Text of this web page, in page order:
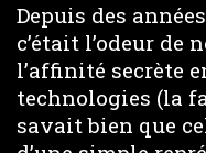
Depuis des
c’était l’odeur de
l’affinité secrète
technologies (la
savait bien que